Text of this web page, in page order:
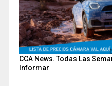
CCA News. Todas Las
Informar